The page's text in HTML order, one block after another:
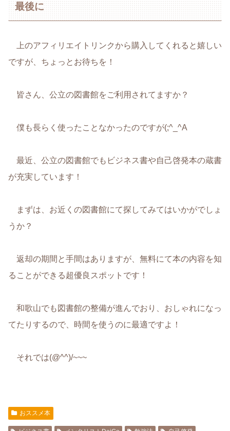
最後に
上のアフィリエイトリンクから購入してくれると嬉しい
ですが、ちょっとお待ちを！
皆さん、公立の図書館をご利用されてますか？
僕も長らく使ったことなかったのですが(;^_^A
最近、公立の図書館でもビジネス書や自己啓発本の蔵書
が充実しています！
まずは、お近くの図書館にて探してみてはいかがでしょ
うか？
返却の期間と手間はありますが、無料にて本の内容を知
ることができる超優良スポットです！
和歌山でも図書館の整備が進んでおり、おしゃれになっ
てたりするので、時間を使うのに最適ですよ！
それでは(@^^)/~~~
おススメ本